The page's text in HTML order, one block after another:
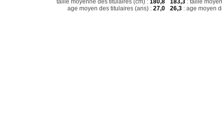
taille moyenne des titulaires (cm) : 180,8
age moyen des titulaires (ans) : 27,0
183,3 : taille
26,3 : age moyen